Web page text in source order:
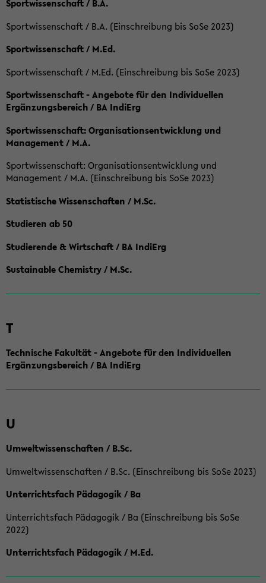
Sportwissenschaft / B.A.
Sportwissenschaft / B.A. (Einschreibung bis SoSe 2023)
Sportwissenschaft / M.Ed.
Sportwissenschaft / M.Ed. (Einschreibung bis SoSe 2023)
Sportwissenschaft - Angebote für den Individuellen
Ergänzungsbereich / BA IndiErg
Sportwissenschaft: Organisationsentwicklung und
Management / M.A.
Sportwissenschaft: Organisationsentwicklung und
Management / M.A. (Einschreibung bis SoSe 2023)
Statistische Wissenschaften / M.Sc.
Studieren ab 50
Studierende & Wirtschaft / BA IndiErg
Sustainable Chemistry / M.Sc.
T
Technische Fakultät - Angebote für den Individuellen
Ergänzungsbereich / BA IndiErg
U
Umweltwissenschaften / B.Sc.
Umweltwissenschaften / B.Sc. (Einschreibung bis SoSe 2023)
Unterrichtsfach Pädagogik / Ba
Unterrichtsfach Pädagogik / Ba (Einschreibung bis SoSe
2022)
Unterrichtsfach Pädagogik / M.Ed.